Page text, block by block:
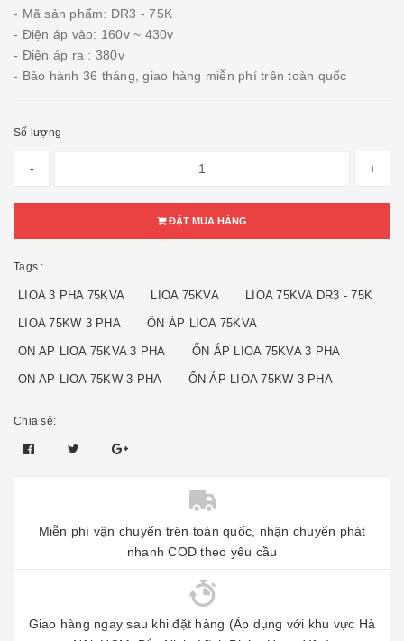
- Mã sản phẩm: DR3 - 75K
- Điện áp vào: 160v ~ 430v
- Điện áp ra : 380v
- Bảo hành 36 tháng, giao hàng miễn phí trên toàn quốc
Số lượng
- +
ĐẶT MUA HÀNG
Tags :
LIOA 3 PHA 75KVA LIOA 75KVA LIOA 75KVA DR3 - 75K
LIOA 75KW 3 PHA ỔN ÁP LIOA 75KVA
ON AP LIOA 75KVA 3 PHA ỔN ÁP LIOA 75KVA 3 PHA
ON AP LIOA 75KW 3 PHA ỔN ÁP LIOA 75KW 3 PHA
Chia sẻ:
Miễn phí vận chuyển trên toàn quốc, nhận chuyển phát
nhanh COD theo yêu cầu
Giao hàng ngay sau khi đặt hàng (Áp dụng với khu vực Hà